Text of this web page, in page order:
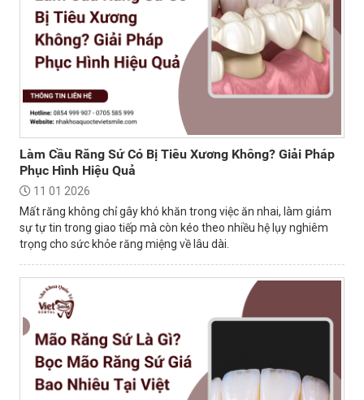
Làm Cầu Răng Sứ Có Bị Tiêu Xương Không? Giải Pháp
Phục Hình Hiệu Quả
11 01 2026
Mất răng không chỉ gây khó khăn trong việc ăn nhai, làm giảm
sự tự tin trong giao tiếp mà còn kéo theo nhiều hệ lụy nghiêm
trọng cho sức khỏe răng miệng về lâu dài.